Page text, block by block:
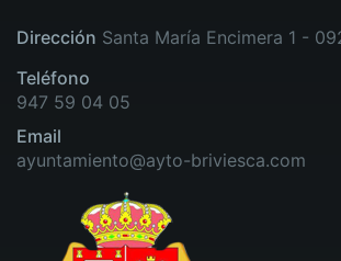
Dirección Santa María Encimera 1 -
Teléfono
947 59 04 05
Email
ayuntamiento@ayto-briviesca.com